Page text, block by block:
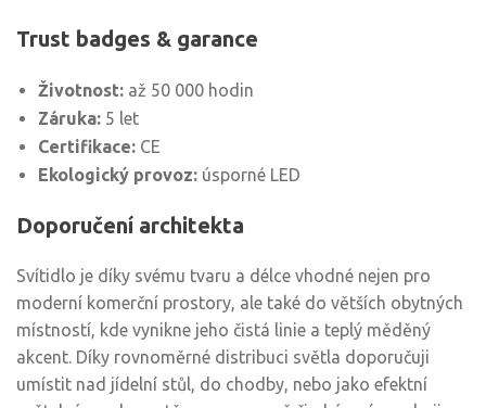
Trust badges & garance
Životnost: až 50 000 hodin
Záruka: 5 let
Certifikace: CE
Ekologický provoz: úsporné LED
Doporučení architekta
Svítidlo je díky svému tvaru a délce vhodné nejen pro
moderní komerční prostory, ale také do větších obytných
místností, kde vynikne jeho čistá linie a teplý měděný
akcent. Díky rovnoměrné distribuci světla doporučuji
umístit nad jídelní stůl, do chodby, nebo jako efektní